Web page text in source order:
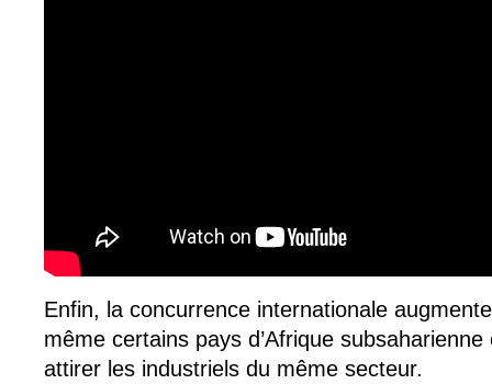
Enfin, la concurrence internationale augmente
même certains pays d’Afrique
attirer les industriels du même secteur.